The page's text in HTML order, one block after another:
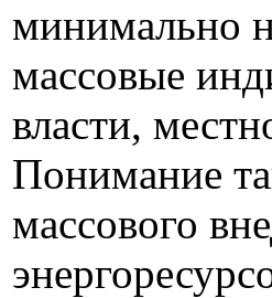
минимально
массовые
власти,
Понимание
массового